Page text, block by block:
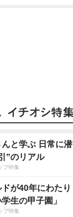
んと学ぶ 日常に潜
”のリアル
プ特集
が40年にわたり
生の甲子園」
プ特集